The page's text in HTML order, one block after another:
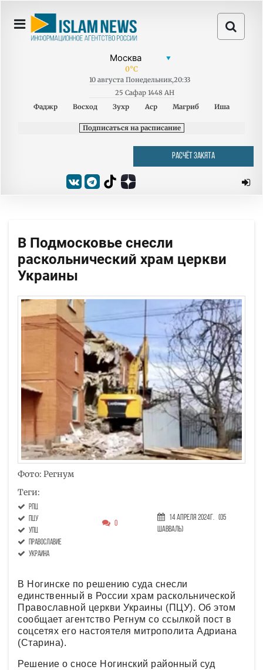
0°C
10 августа Понедельник,20:33
25 Сафар 1448 AH
Фаджр
Восход Зухр Аср Магриб Иша
Подписаться на расписание
РАСЧЁТ ЗАКЯТА
В Подмосковье снесли
раскольнический храм церкви
Украины
Фото: Регнум
Теги:
РПЦ
ПЦУ
УПЦ
православие
украина
0
14 Апреля 2024г. (05
Шавваль)
В Ногинске по решению суда снесли
единственный в России храм раскольнической
Православной церкви Украины (ПЦУ). Об этом
сообщает агентство Регнум со ссылкой пост в
соцсетях его настоятеля митрополита Адриана
(Старина).
Решение о сносе Ногинский районный суд